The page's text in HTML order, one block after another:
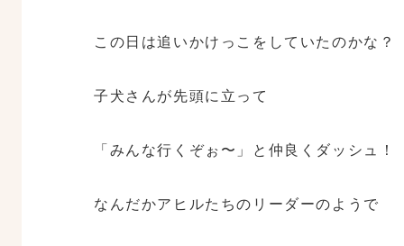
この日は追いかけっこをしていたのかな？
子犬さんが先頭に立って
「みんな行くぞぉ〜」と仲良くダッシュ！
なんだかアヒルたちのリーダーのようで